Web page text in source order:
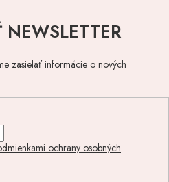
NEWSLETTER
zasielať informácie o nových
ochrany osobných